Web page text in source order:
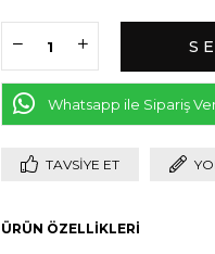
Whatsapp ile Sipariş
TAVSIYE ET
ÜRÜN ÖZELLIKLERI